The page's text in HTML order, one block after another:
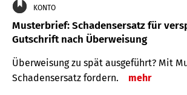
KONTO
Musterbrief: Schadensersatz für
Gutschrift nach Überweisung
Überweisung zu spät ausgeführt? Mit
Schadensersatz fordern.
mehr